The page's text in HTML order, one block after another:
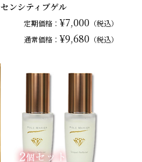
センシティブゲル
定期価格： ¥7,000 （税込）
通常価格： ¥9,680 （税込）